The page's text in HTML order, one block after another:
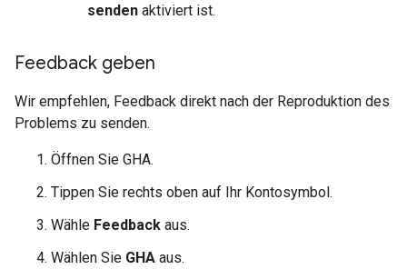
senden aktiviert ist.
Feedback geben
Wir empfehlen, Feedback direkt nach der Reproduktion des
Problems zu senden.
Öffnen Sie GHA.
Tippen Sie rechts oben auf Ihr Kontosymbol.
Wähle Feedback aus.
Wählen Sie GHA aus.